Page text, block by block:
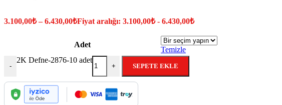
3.100,00₺ –6.430,00₺Fiyat aralığı: 3.100,00₺ - 6.430,00₺
Adet
Temizle
-
2K Defne-2876-10 adet
+ SEPETE EKLE